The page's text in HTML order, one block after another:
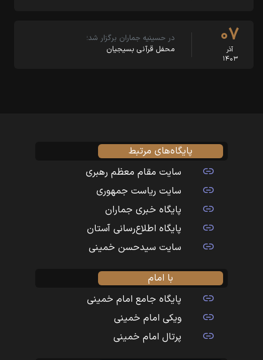
۰۷
آذر
۱۴۰۳
در حسینیه جماران برگزار شد؛
محفل قرآنی بسیجیان
پایگاه‌های مرتبط
سایت مقام معظم رهبری
سایت ریاست جمهوری
پایگاه خبری جماران
پایگاه اطلاع‌رسانی آستان
سایت سیدحسن خمینی
با امام
پایگاه جامع امام خمینی
ویکی امام خمینی
پرتال امام خمینی